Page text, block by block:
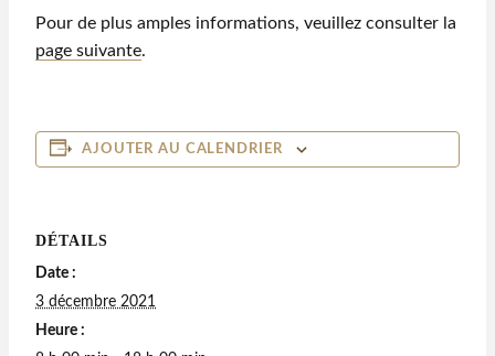
Pour de plus amples informations, veuillez consulter la
page suivante.
AJOUTER AU CALENDRIER
DÉTAILS
Date :
3 décembre 2021
Heure :